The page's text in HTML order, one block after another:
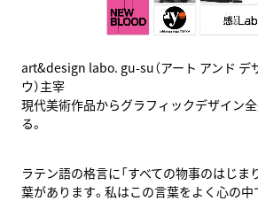
art&design labo. gu-su（アート アンド
ウ）主宰
現代美術作品からグラフィックデザイン
る。
ラテン語の格言に「すべての物事のはじま
葉があります。私はこの言葉をよく心の